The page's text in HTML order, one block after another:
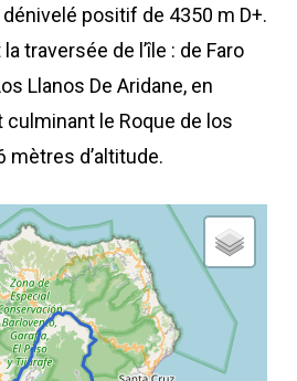
positif de 4350 m D+.
traversée de l’île : de Faro
Llanos De Aridane, en
culminant le Roque de los
mètres d’altitude.